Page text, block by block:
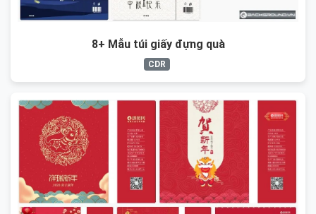
8+ Mẫu túi giấy đựng quà
CDR